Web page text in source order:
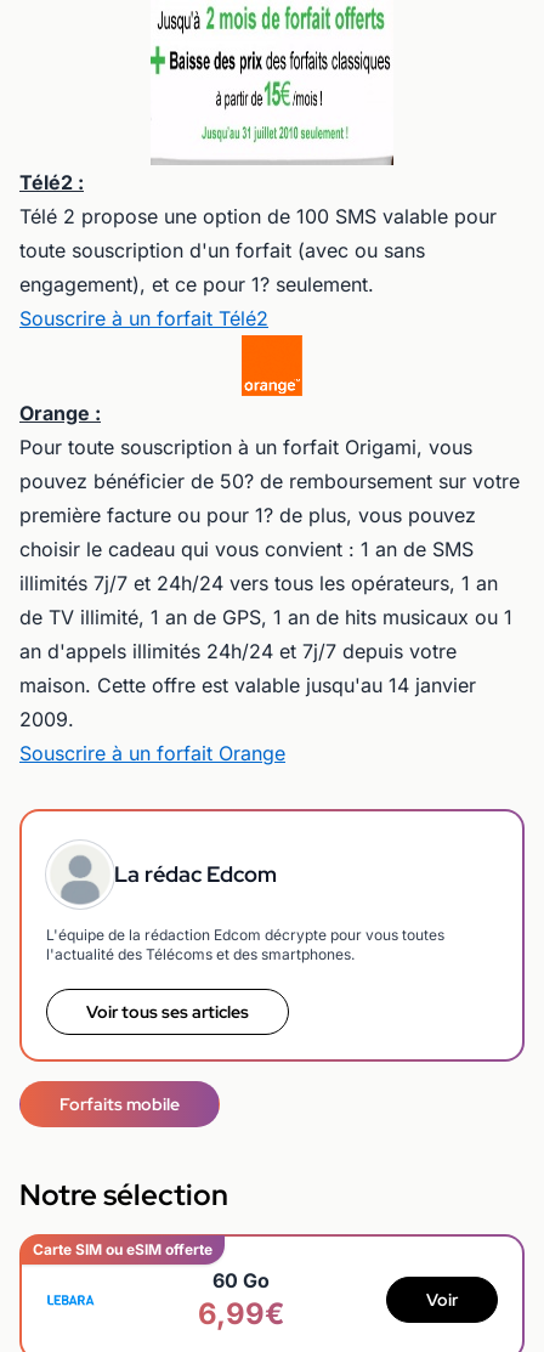
Télé2 :
Télé 2 propose une option de 100 SMS valable pour
toute souscription d'un forfait (avec ou sans
engagement), et ce pour 1? seulement.
Souscrire à un forfait Télé2
Orange :
Pour toute souscription à un forfait Origami, vous
pouvez bénéficier de 50? de remboursement sur votre
première facture ou pour 1? de plus, vous pouvez
choisir le cadeau qui vous convient : 1 an de SMS
illimités 7j/7 et 24h/24 vers tous les opérateurs, 1 an
de TV illimité, 1 an de GPS, 1 an de hits musicaux ou 1
an d'appels illimités 24h/24 et 7j/7 depuis votre
maison. Cette offre est valable jusqu'au 14 janvier
2009.
Souscrire à un forfait Orange
La rédac Edcom
L'équipe de la rédaction Edcom décrypte pour vous toutes
l'actualité des Télécoms et des smartphones.
Voir tous ses articles
Forfaits mobile
Notre sélection
Carte SIM ou eSIM offerte
60 Go
6,99€ Voir